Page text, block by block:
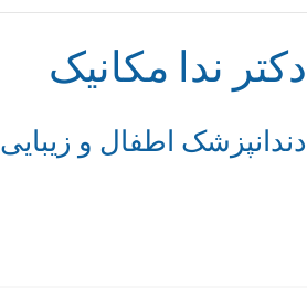
دکتر ندا مکانیک
دندانپزشک اطفال و زیبایی